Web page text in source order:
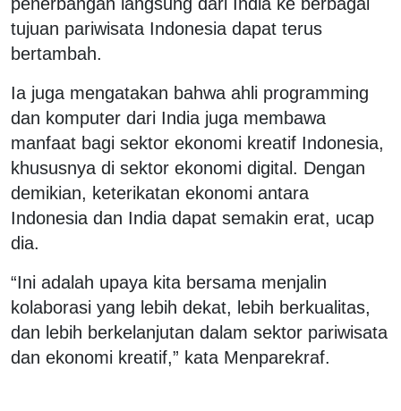
tujuan pariwisata Indonesia dapat terus
bertambah.
Ia juga mengatakan bahwa ahli programming
dan komputer dari India juga membawa
manfaat bagi sektor ekonomi kreatif Indonesia,
khususnya di sektor ekonomi digital. Dengan
demikian, keterikatan ekonomi antara
Indonesia dan India dapat semakin erat, ucap
dia.
“Ini adalah upaya kita bersama menjalin
kolaborasi yang lebih dekat, lebih berkualitas,
dan lebih berkelanjutan dalam sektor pariwisata
dan ekonomi kreatif,” kata Menparekraf.